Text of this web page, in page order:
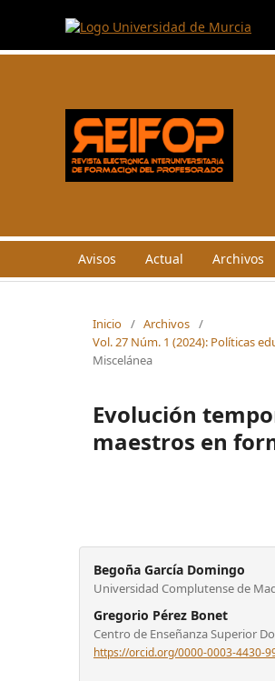
Avisos Actual Archivos
Inicio / Archivos /
Vol. 27 Núm. 1 (2024): Políticas
Miscelánea
Evolución
maestros en
Begoña García Domingo
Universidad Complutense de
Gregorio Pérez Bonet
Centro de Enseñanza Superior
https://orcid.org/0000-0003-4430-